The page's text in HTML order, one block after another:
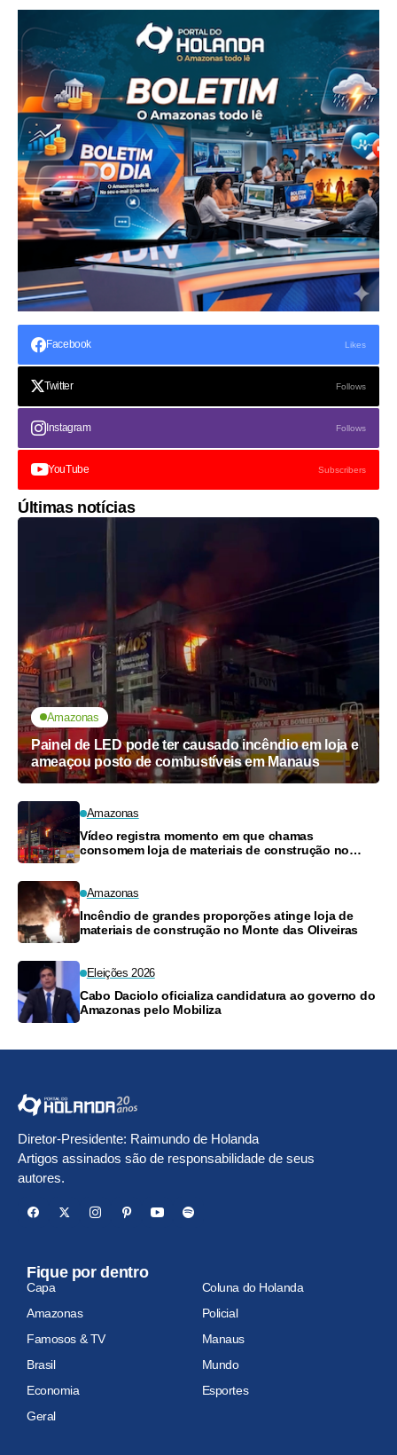
Facebook Likes
Twitter Follows
Instagram Follows
YouTube Subscribers
Últimas notícias
Amazonas
Painel de LED pode ter causado incêndio em loja e
ameaçou posto de combustíveis em Manaus
Amazonas
Vídeo registra momento em que chamas
consomem loja de materiais de construção no
Amazonas
Incêndio de grandes proporções atinge loja de
materiais de construção no Monte das Oliveiras
Eleições 2026
Cabo Daciolo oficializa candidatura ao governo do
Amazonas pelo Mobiliza
Diretor-Presidente: Raimundo de Holanda
Artigos assinados são de responsabilidade de seus
autores.
Fique por dentro
Capa
Coluna do Holanda
Amazonas
Policial
Famosos & TV
Manaus
Brasil
Mundo
Economia
Esportes
Geral